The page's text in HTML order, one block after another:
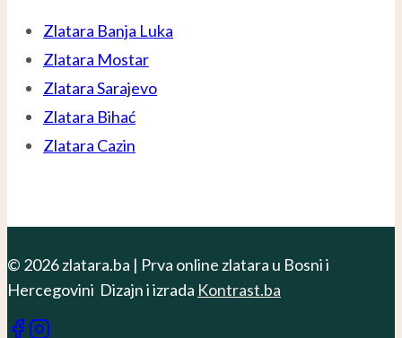
Zlatara Banja Luka
Zlatara Mostar
Zlatara Sarajevo
Zlatara Bihać
Zlatara Cazin
© 2026 zlatara.ba | Prva online zlatara u Bosni i
Hercegovini Dizajn i izrada Kontrast.ba